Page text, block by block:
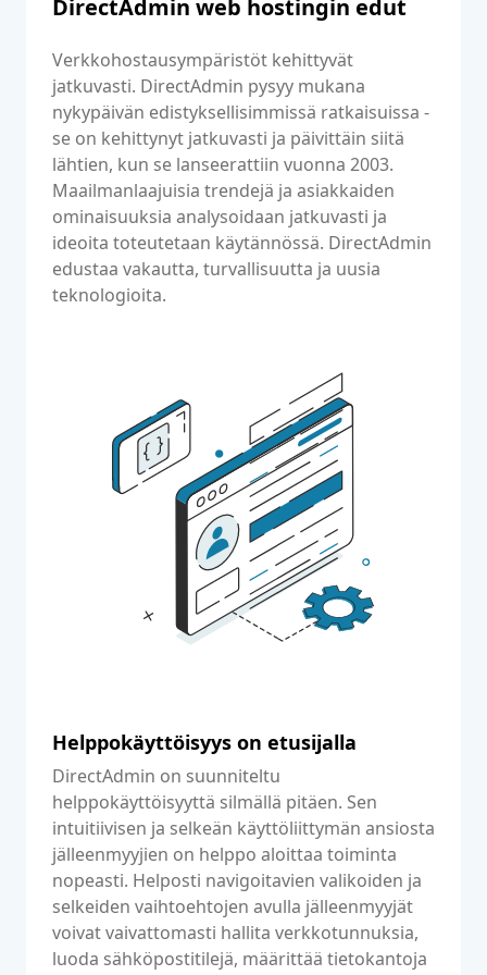
DirectAdmin web hostingin edut
Verkkohostausympäristöt kehittyvät
jatkuvasti. DirectAdmin pysyy mukana
nykypäivän edistyksellisimmissä ratkaisuissa -
se on kehittynyt jatkuvasti ja päivittäin siitä
lähtien, kun se lanseerattiin vuonna 2003.
Maailmanlaajuisia trendejä ja asiakkaiden
ominaisuuksia analysoidaan jatkuvasti ja
ideoita toteutetaan käytännössä. DirectAdmin
edustaa vakautta, turvallisuutta ja uusia
teknologioita.
Helppokäyttöisyys on etusijalla
DirectAdmin on suunniteltu
helppokäyttöisyyttä silmällä pitäen. Sen
intuitiivisen ja selkeän käyttöliittymän ansiosta
jälleenmyyjien on helppo aloittaa toiminta
nopeasti. Helposti navigoitavien valikoiden ja
selkeiden vaihtoehtojen avulla jälleenmyyjät
voivat vaivattomasti hallita verkkotunnuksia,
luoda sähköpostitilejä, määrittää tietokantoja